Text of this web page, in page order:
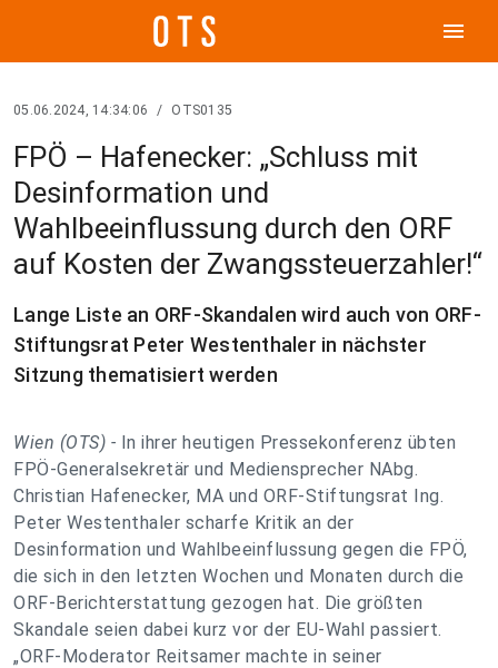
menu
05.06.2024, 14:34:06 / OTS0135
FPÖ – Hafenecker: „Schluss mit
Desinformation und
Wahlbeeinflussung durch den ORF
auf Kosten der Zwangssteuerzahler!“
Lange Liste an ORF-Skandalen wird auch von ORF-
Stiftungsrat Peter Westenthaler in nächster
Sitzung thematisiert werden
Wien (OTS) - In ihrer heutigen Pressekonferenz übten
FPÖ-Generalsekretär und Mediensprecher NAbg.
Christian Hafenecker, MA und ORF-Stiftungsrat Ing.
Peter Westenthaler scharfe Kritik an der
Desinformation und Wahlbeeinflussung gegen die FPÖ,
die sich in den letzten Wochen und Monaten durch die
ORF-Berichterstattung gezogen hat. Die größten
Skandale seien dabei kurz vor der EU-Wahl passiert.
„ORF-Moderator Reitsamer machte in seiner